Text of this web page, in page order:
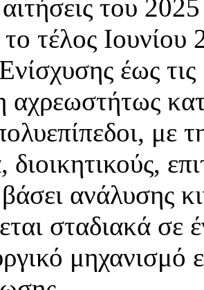
του
τέλος
έως
αχρεωστήτως
με
διοικητικούς,
βάσει ανάλυσης
σταδιακά σε
μηχανισμό